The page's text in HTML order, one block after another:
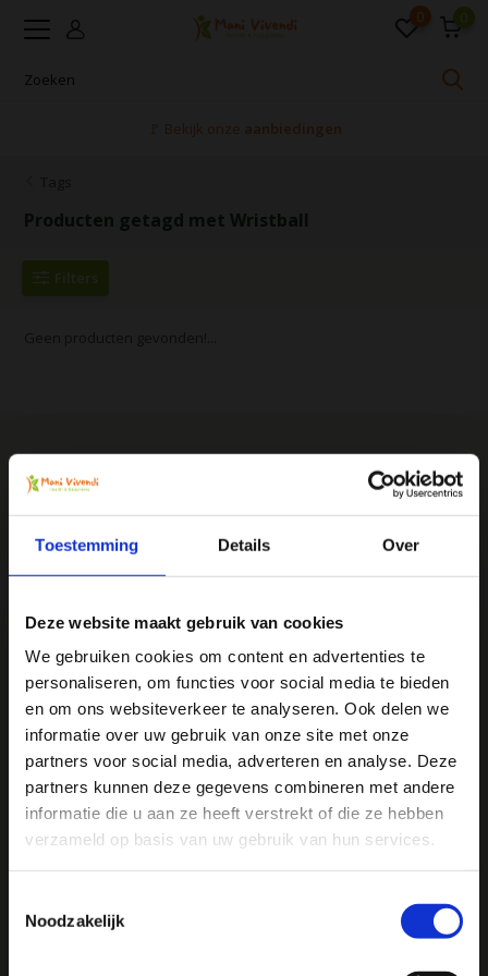
Toestemming Details Over
Deze website maakt gebruik van cookies
We gebruiken cookies om content en advertenties te
personaliseren, om functies voor social media te bieden
en om ons websiteverkeer te analyseren. Ook delen we
informatie over uw gebruik van onze site met onze
partners voor social media, adverteren en analyse. Deze
partners kunnen deze gegevens combineren met andere
informatie die u aan ze heeft verstrekt of die ze hebben
verzameld op basis van uw gebruik van hun services.
Noodzakelijk
0 0
🚩 Bekijk onze aanbiedingen
Producten getagd met Wristball
Filters
We♥health & happiness
Mani Vivendi gezondheidsproducten: Net dat
Mani Vivendi heeft bijna 25 jaar ervaring met effectieve,
duurzame producten die de gezondheid in het algemeen
bevorderen en klachten helpen voorkomen.
Ja, ik wil 5% korting op mijn
volgende bestelling!
Ontvang direct 5% kortingop je volgende aankoop en
profiteer maandelijks van hoge kortingen door je te
abonneren op onze leuke nieuwsbrief! 😀